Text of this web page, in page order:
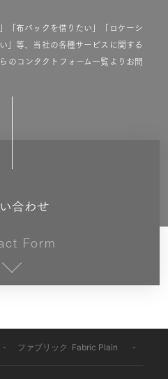
「布バックを借りたい」「ロケーシ
」等、当社の各種サービスに関する
のコンタクトフォーム一覧よりお問
合わせ
Form
ファブリック Fabric Plain